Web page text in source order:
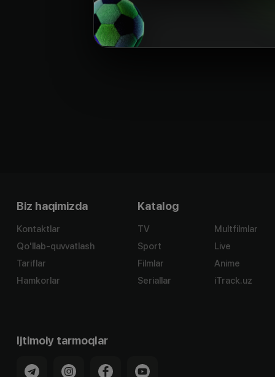
Biz haqimizda
Kontaktlar
Qo'llab-quvvatlash
Tariflar
Hamkorlar
Katalog
TV
Sport
Filmlar
Seriallar
Multfilmlar
Live
Anime
iTrack.uz
Ijtimoiy tarmoqlar